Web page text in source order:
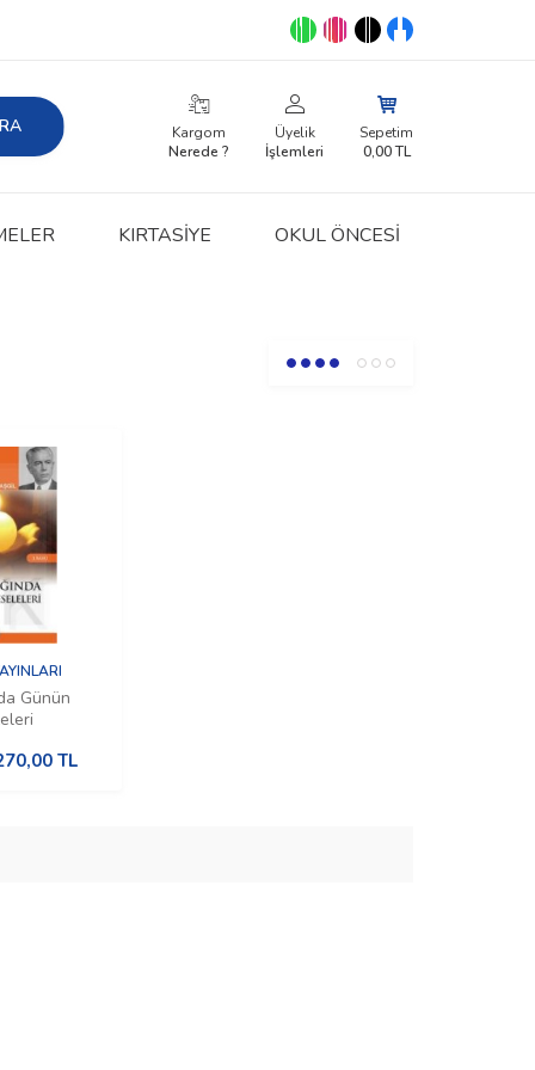
Kargom
Nerede ?
Üyelik
İşlemleri
Sepetim
0,00TL
KIRTASIYE OKUL ÖNCESİ
Günün
TL